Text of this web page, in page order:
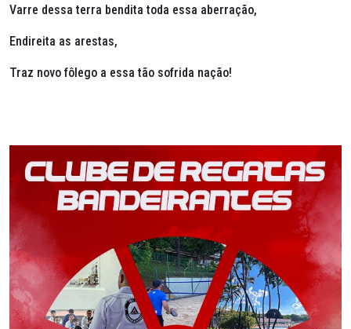
Varre dessa terra bendita toda essa aberração,
Endireita as arestas,
Traz novo fôlego a essa tão sofrida nação!